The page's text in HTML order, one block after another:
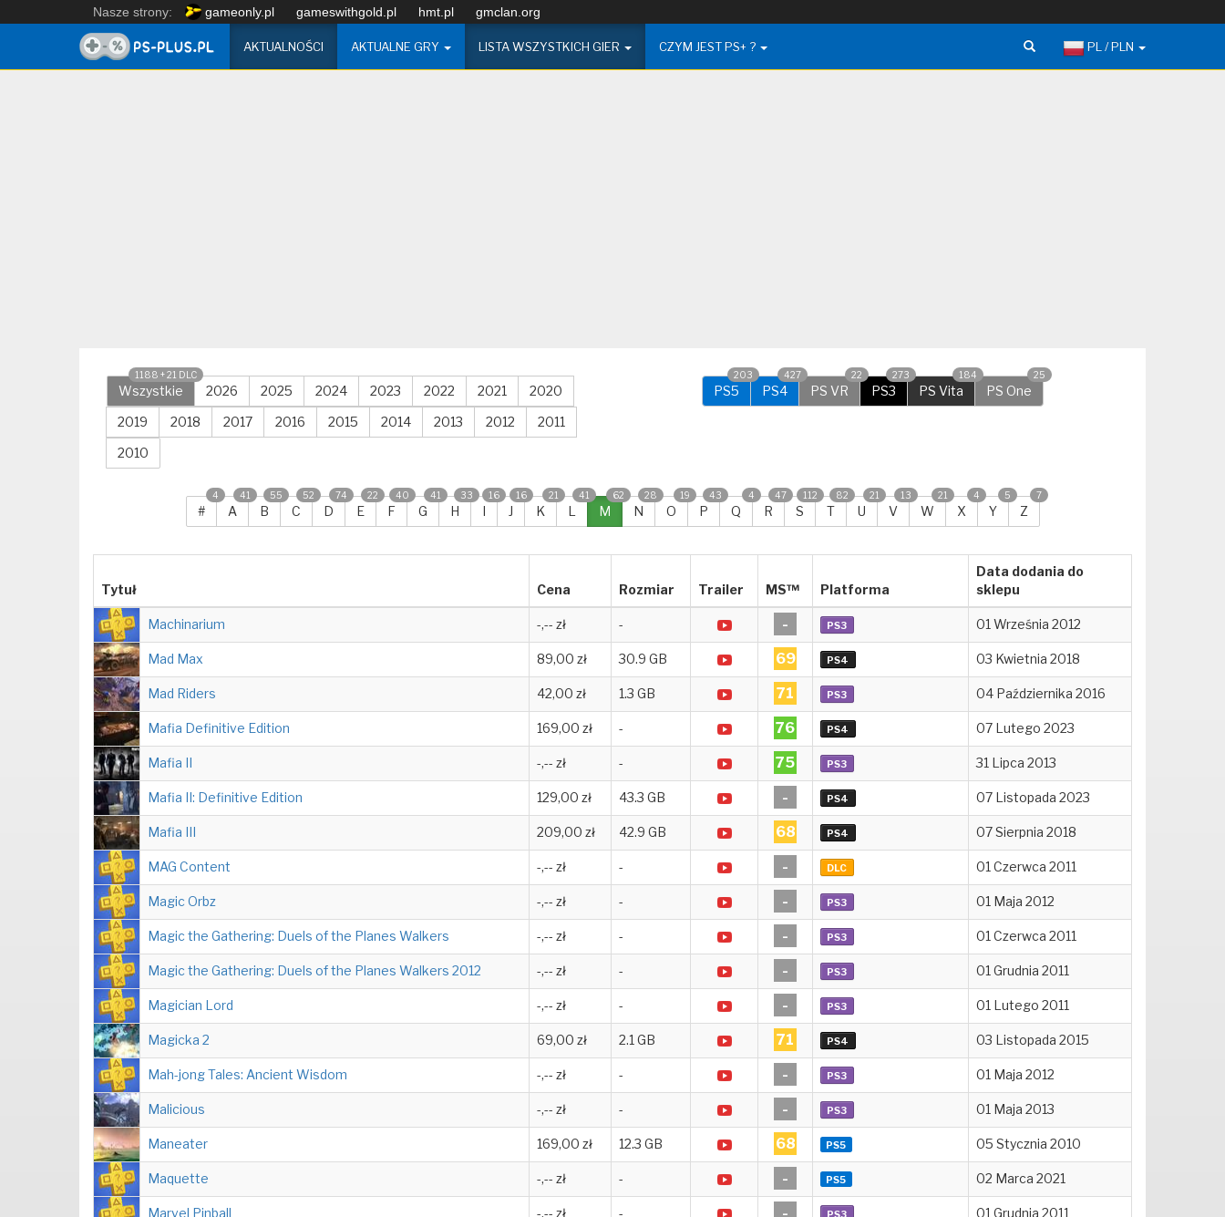
Nasze strony: gameonly.pl gameswithgold.pl hmt.pl gmclan.org
AKTUALNOŚCI AKTUALNE GRY LISTA WSZYSTKICH GIER CZYM JEST PS+ ? PL / PLN
Wszystkie
1188 + 21 DLC
2026 2025 2024 2023 2022 2021
2020
2019
2018 2017 2016 2015 2014 2013 2012
2011
2010
PS5
203
PS4
427
PS VR
22
PS3
273
PS Vita
184
PS One
25
#
4
A
41
B
55
C
52
D
74
E
22
F
40
G
41
H
33
I
16
J
16
K
21
L
41
M
62
N
28
O
19
P
43
Q
4
R
47
S
112
T
82
U
21
V
13
W
21
X
4
Y
5
Z
7
Tytuł Cena Rozmiar Trailer MS™ Platforma
Data dodania do
sklepu
Machinarium -,-- zł - - PS3 01 Września 2012
Mad Max 89,00 zł 30.9 GB 69 PS4 03 Kwietnia 2018
Mad Riders 42,00 zł 1.3 GB 71 PS3 04 Października 2016
Mafia Definitive Edition 169,00 zł - 76 PS4 07 Lutego 2023
Mafia II -,-- zł - 75 PS3 31 Lipca 2013
Mafia II: Definitive Edition 129,00 zł 43.3 GB - PS4 07 Listopada 2023
Mafia III 209,00 zł 42.9 GB 68 PS4 07 Sierpnia 2018
MAG Content -,-- zł - - DLC 01 Czerwca 2011
Magic Orbz -,-- zł - - PS3 01 Maja 2012
Magic the Gathering: Duels of the Planes Walkers -,-- zł - - PS3 01 Czerwca 2011
Magic the Gathering: Duels of the Planes Walkers 2012 -,-- zł - - PS3 01 Grudnia 2011
Magician Lord -,-- zł - - PS3 01 Lutego 2011
Magicka 2 69,00 zł 2.1 GB 71 PS4 03 Listopada 2015
Mah-jong Tales: Ancient Wisdom -,-- zł - - PS3 01 Maja 2012
Malicious -,-- zł - - PS3 01 Maja 2013
Maneater 169,00 zł 12.3 GB 68 PS5 05 Stycznia 2010
Maquette -,-- zł - - PS5 02 Marca 2021
Marvel Pinball -,-- zł - - 01 Grudnia 2011